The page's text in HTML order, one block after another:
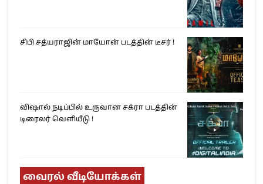
சிபி சத்யராஜின் மாயோன் படத்தின் டீசர் !
விஷால் நடிப்பில் உருவான சக்ரா படத்தின்
டிரைலர் வெளியீடு !
வைரல் வீடியோக்கள்